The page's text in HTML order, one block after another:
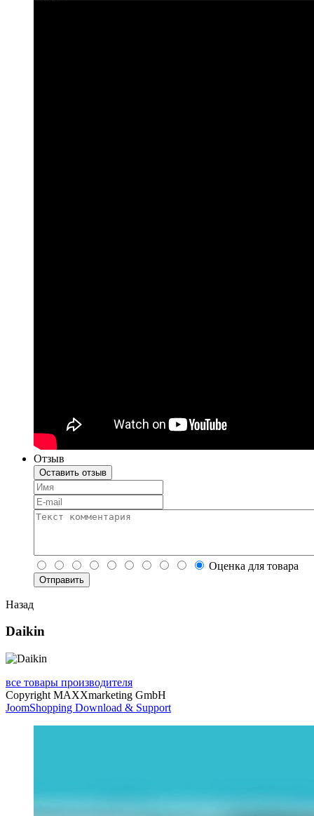
Отзыв
Оставить отзыв
Оценка для товара
Назад
Daikin
все товары производителя
Copyright MAXXmarketing GmbH
JoomShopping Download & Support